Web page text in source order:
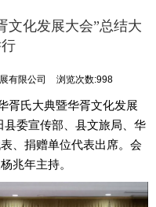
文化发展大会”总结大
有限公司 浏览次数:998
胥氏大典暨华胥文化发展
县委宣传部、县文旅局、华
、捐赠单位代表出席。会
兆年主持。